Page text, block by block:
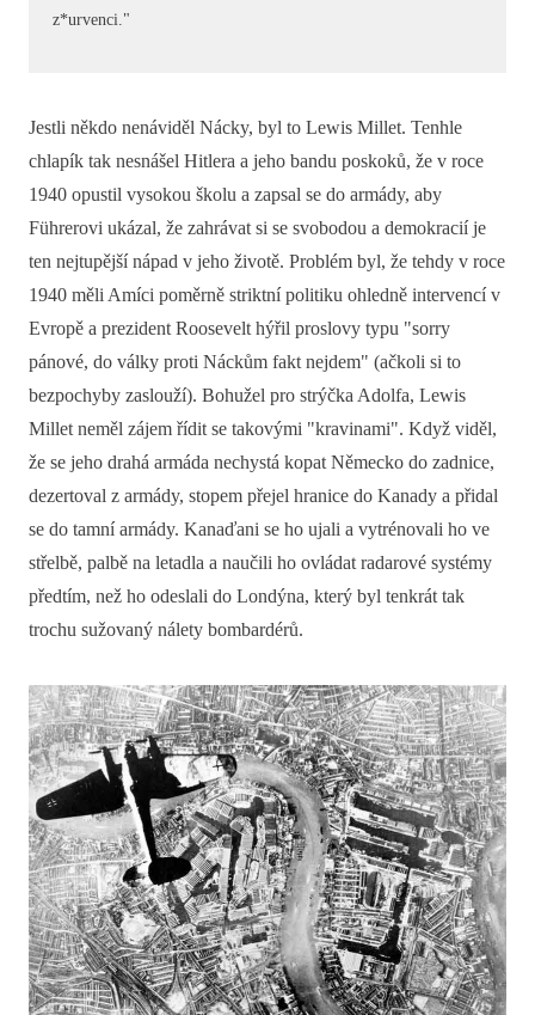
z*urvenci."
Jestli někdo nenáviděl Nácky, byl to Lewis Millet. Tenhle
chlapík tak nesnášel Hitlera a jeho bandu poskoků, že v roce
1940 opustil vysokou školu a zapsal se do armády, aby
Führerovi ukázal, že zahrávat si se svobodou a demokracií je
ten nejtupější nápad v jeho životě. Problém byl, že tehdy v roce
1940 měli Amíci poměrně striktní politiku ohledně intervencí v
Evropě a prezident Roosevelt hýřil proslovy typu "sorry
pánové, do války proti Náckům fakt nejdem" (ačkoli si to
bezpochyby zaslouží). Bohužel pro strýčka Adolfa, Lewis
Millet neměl zájem řídit se takovými "kravinami". Když viděl,
že se jeho drahá armáda nechystá kopat Německo do zadnice,
dezertoval z armády, stopem přejel hranice do Kanady a přidal
se do tamní armády. Kanaďani se ho ujali a vytrénovali ho ve
střelbě, palbě na letadla a naučili ho ovládat radarové systémy
předtím, než ho odeslali do Londýna, který byl tenkrát tak
trochu sužovaný nálety bombardérů.